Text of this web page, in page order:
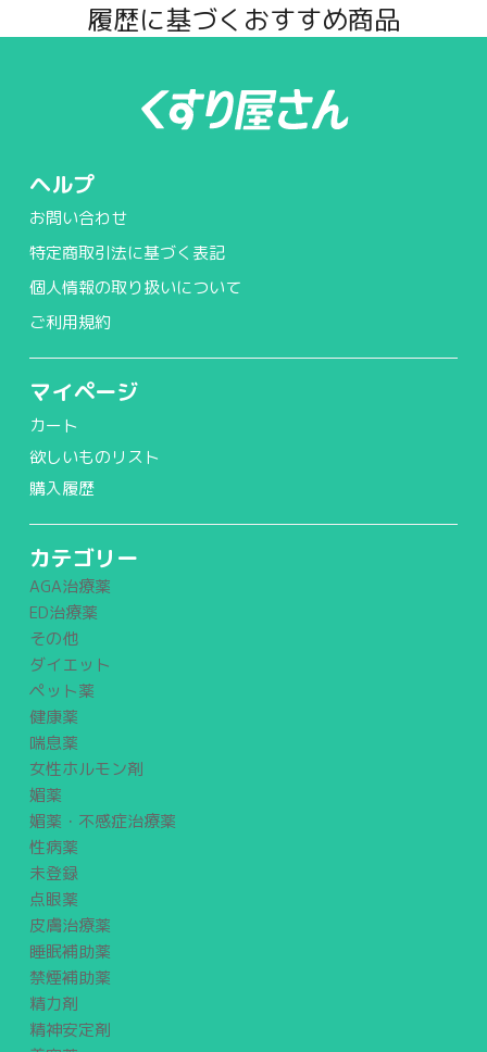
履歴に基づくおすすめ商品
ヘルプ
お問い合わせ
特定商取引法に基づく表記
個人情報の取り扱いについて
ご利用規約
マイページ
カート
欲しいものリスト
購入履歴
カテゴリー
AGA治療薬
ED治療薬
その他
ダイエット
ペット薬
健康薬
喘息薬
女性ホルモン剤
媚薬
媚薬・不感症治療薬
性病薬
未登録
点眼薬
皮膚治療薬
睡眠補助薬
禁煙補助薬
精力剤
精神安定剤